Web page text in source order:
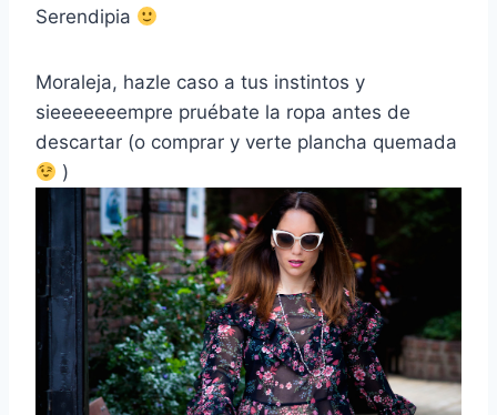
Serendipia
Moraleja, hazle caso a tus instintos y
sieeeeeeempre pruébate la ropa antes de
descartar (o comprar y verte plancha quemada
)